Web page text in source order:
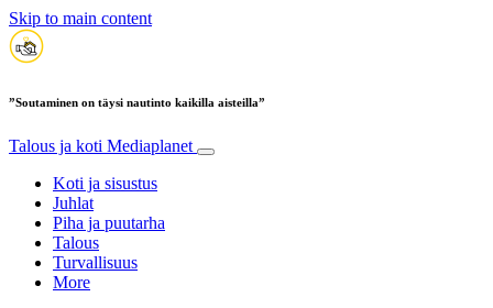
Skip to main content
”Soutaminen on täysi nautinto kaikilla aisteilla”
Talous ja koti Mediaplanet
Koti ja sisustus
Juhlat
Piha ja puutarha
Talous
Turvallisuus
More